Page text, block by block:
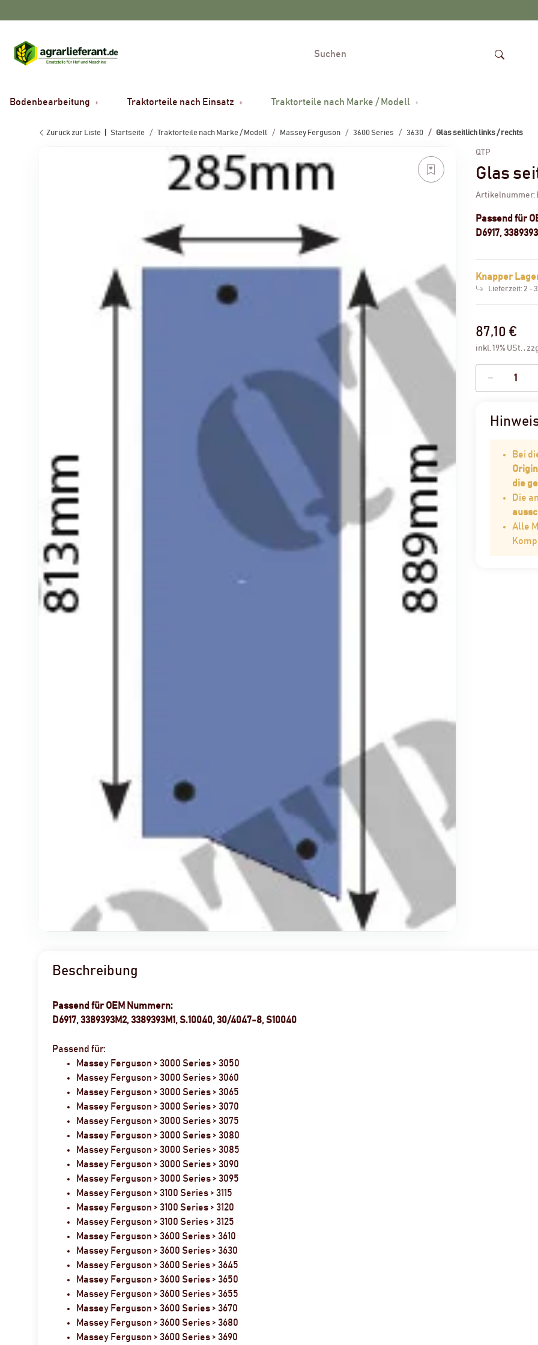
Bodenbearbeitung Traktorteile nach Einsatz Traktorteile nach Marke / Modell
Zurück zur Liste Startseite Traktorteile nach Marke / Modell Massey Ferguson 3600 Series 3630 Glas seitlich links / rechts
QTP
Glas
Artikelnummer:
Passend für
D6917,
Knapper
Lieferzeit:2 -
87,10 €
inkl. 19% USt. ,
Bei
die
Die
Alle
Beschreibung
Passend für OEM Nummern:
D6917, 3389393M2, 3389393M1, S.10040, 30/4047-8, S10040
Passend für:
Massey Ferguson > 3000 Series > 3050
Massey Ferguson > 3000 Series > 3060
Massey Ferguson > 3000 Series > 3065
Massey Ferguson > 3000 Series > 3070
Massey Ferguson > 3000 Series > 3075
Massey Ferguson > 3000 Series > 3080
Massey Ferguson > 3000 Series > 3085
Massey Ferguson > 3000 Series > 3090
Massey Ferguson > 3000 Series > 3095
Massey Ferguson > 3100 Series > 3115
Massey Ferguson > 3100 Series > 3120
Massey Ferguson > 3100 Series > 3125
Massey Ferguson > 3600 Series > 3610
Massey Ferguson > 3600 Series > 3630
Massey Ferguson > 3600 Series > 3645
Massey Ferguson > 3600 Series > 3650
Massey Ferguson > 3600 Series > 3655
Massey Ferguson > 3600 Series > 3670
Massey Ferguson > 3600 Series > 3680
Massey Ferguson > 3600 Series > 3690